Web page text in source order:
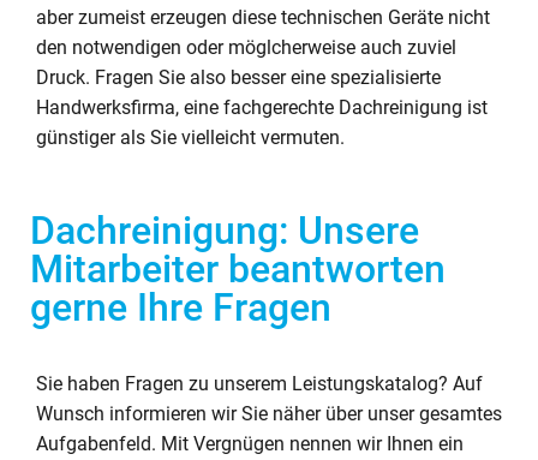
aber zumeist erzeugen diese technischen Geräte nicht
den notwendigen oder möglcherweise auch zuviel
Druck. Fragen Sie also besser eine spezialisierte
Handwerksfirma, eine fachgerechte Dachreinigung ist
günstiger als Sie vielleicht vermuten.
Dachreinigung: Unsere
Mitarbeiter beantworten
gerne Ihre Fragen
Sie haben Fragen zu unserem Leistungskatalog? Auf
Wunsch informieren wir Sie näher über unser gesamtes
Aufgabenfeld. Mit Vergnügen nennen wir Ihnen ein